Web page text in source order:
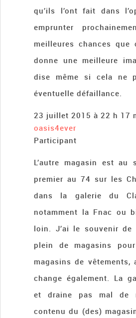
qu’ils l’ont fait dans
emprunter
meilleures chances que
donne une meilleure
dise même si cela ne
éventuelle défaillance.
23 juillet 2015 à 22 h 17
oasis4ever
Participant
L’autre magasin est
premier au 74 sur les
dans la galerie du
notamment la Fnac ou
loin. J’ai le souvenir de
plein de magasins
magasins de vêtements,
change également. La
et draine pas mal de
contenu du (des)